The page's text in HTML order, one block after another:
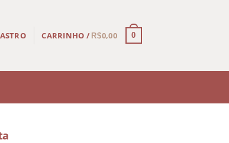
CARRINHO / R$0,00 0